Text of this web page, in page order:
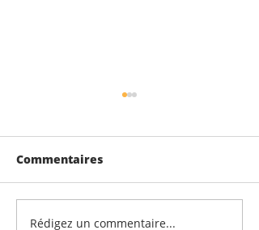
100% de réussite au
Commentaires
Rédigez un commentaire...